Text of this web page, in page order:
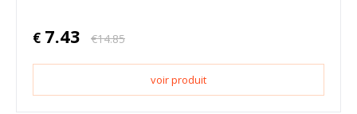
€ 7.43 €14.85
voir produit